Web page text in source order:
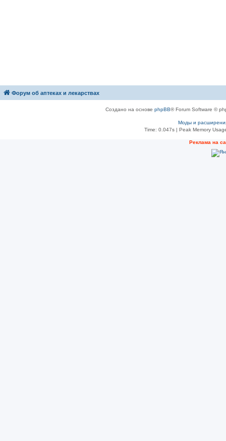
Форум об аптеках и лекарствах
Создано на основе phpBB® Forum Software ©
Моды и
Time: 0.047s| Peak Memory
Рeклама на